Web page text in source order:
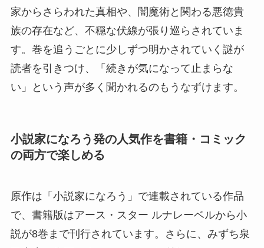
家からさらわれた真相や、闇魔術と関わる悪徳貴
族の存在など、不穏な伏線が張り巡らされていま
す。巻を追うごとに少しずつ明かされていく謎が
読者を引きつけ、「続きが気になって止まらな
い」という声が多く聞かれるのもうなずけます。
小説家になろう発の人気作を書籍・コミック
の両方で楽しめる
原作は「小説家になろう」で連載されている作品
で、書籍版はアース・スター ルナレーベルから小
説が8巻まで刊行されています。さらに、みずち泉